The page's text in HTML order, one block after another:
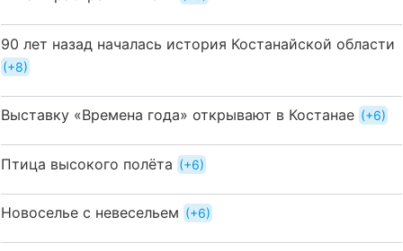
90 лет назад началась история Костанайской области
+8
Выставку «Времена года» открывают в Костанае +6
Птица высокого полёта +6
Новоселье с невесельем +6